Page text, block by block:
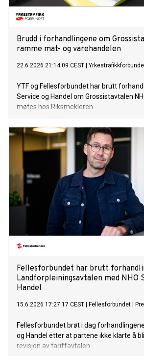
Brudd i forhandlingene om
ramme mat- og varehandelen
22.6.2026 21:14:09 CEST
YTF og Fellesforbundet har brutt
Service og Handel om Grossistavtalen
møtes hos Riksmekleren.
Fellesforbundet har brutt
Landforpleiningsavtalen med NHO
Handel
15.6.2026 17:27:17 CEST Fellesforbundet
Fellesforbundet brøt i dag
og Handel etter at partene ikke klarte å
revisjon av tariffavtalen.